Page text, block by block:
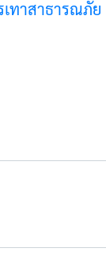
ทาสาธารณภัย